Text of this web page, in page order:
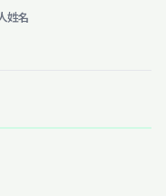
姓名